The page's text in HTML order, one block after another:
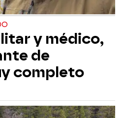
y médico,
de
completo